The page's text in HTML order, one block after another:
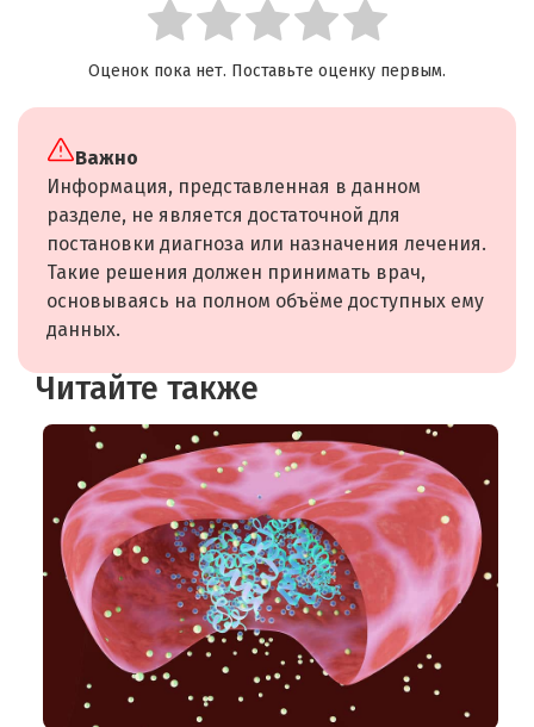
Оценок пока нет. Поставьте оценку первым.
Важно
Информация, представленная в данном
разделе, не является достаточной для
постановки диагноза или назначения лечения.
Такие решения должен принимать врач,
основываясь на полном объёме доступных ему
данных.
Читайте также